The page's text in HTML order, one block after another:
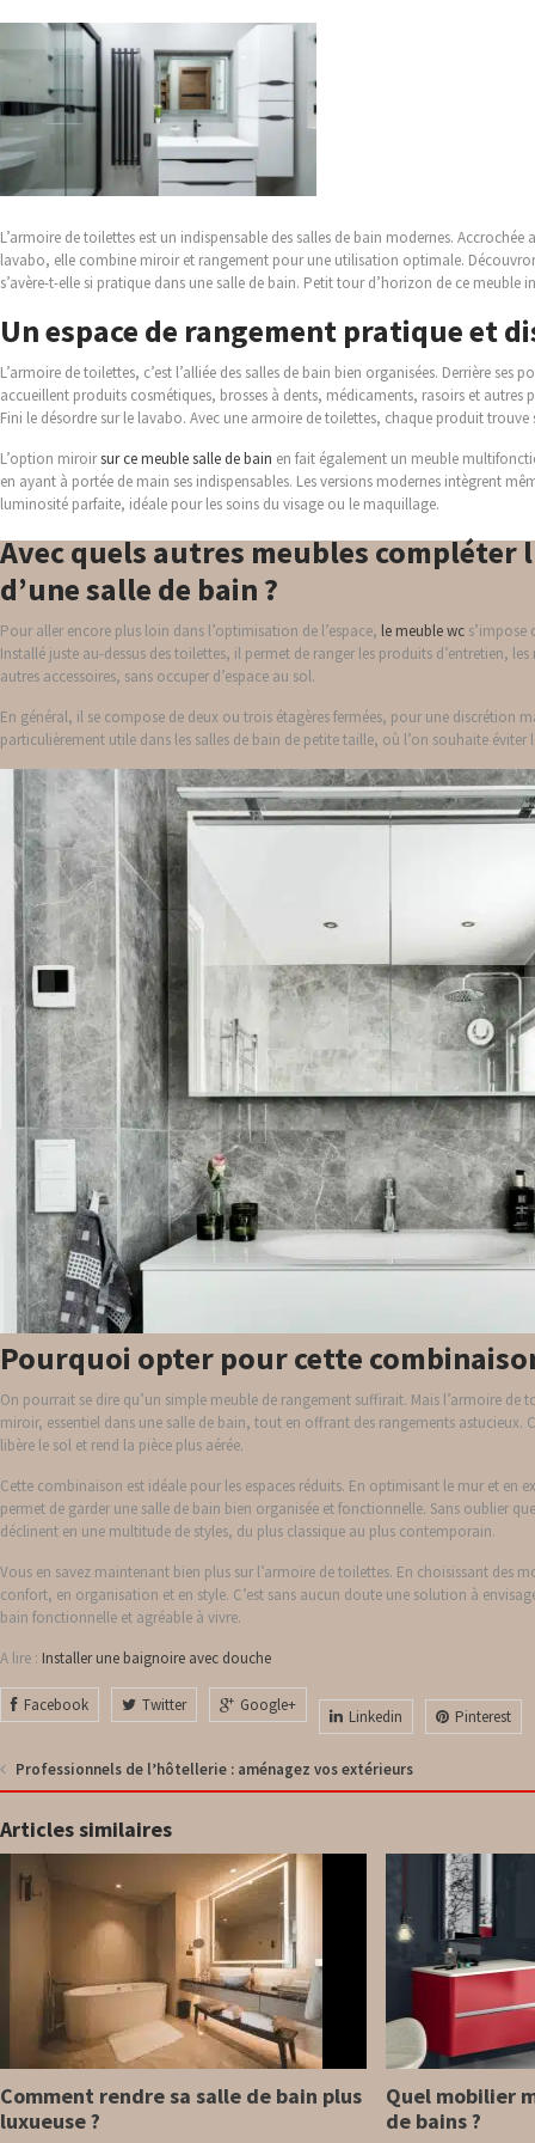
L’armoire de toilettes est un indispensable des salles de bain modernes. Accrochée
lavabo, elle combine miroir et rangement pour une utilisation optimale.
s’avère-t-elle si pratique dans une salle de bain. Petit tour d’horizon de ce meuble
Un espace de rangement pratique et
L’armoire de toilettes, c’est l’alliée des salles de bain bien organisées. Derrière ses
accueillent produits cosmétiques, brosses à dents, médicaments, rasoirs et autres
Fini le désordre sur le lavabo. Avec une armoire de toilettes, chaque produit trouve
L’option miroirsur ce meuble salle de bain en fait également un meuble
en ayant à portée de main ses indispensables. Les versions modernes intègrent
luminosité parfaite, idéale pour les soins du visage ou le maquillage.
Avec quels autres meubles compléter
d’une salle de bain ?
Pour aller encore plus loin dans l’optimisation de l’espace, le meuble wc
Installé juste au-dessus des toilettes, il permet de ranger les produits d’entretien,
autres accessoires, sans occuper d’espace au sol.
En général, il se compose de deux ou trois étagères fermées, pour une discrétion
particulièrement utile dans les salles de bain de petite taille, où l’on souhaite éviter
Pourquoi opter pour cette
On pourrait se dire qu’un simple meuble de rangement suffirait. Mais l’armoire de
miroir, essentiel dans une salle de bain, tout en offrant des rangements astucieux.
libère le sol et rend la pièce plus aérée.
Cette combinaison est idéale pour les espaces réduits. En optimisant le mur et en
permet de garder une salle de bain bien organisée et fonctionnelle. Sans oublier
déclinent en une multitude de styles, du plus classique au plus contemporain.
Vous en savez maintenant bien plus sur l’armoire de toilettes. En choisissant des
confort, en organisation et en style. C’est sans aucun doute une solution à
bain fonctionnelle et agréable à vivre.
A lire : Installer une baignoire avec douche
Facebook Twitter Google+
Linkedin Pinterest
Professionnels de l’hôtellerie : aménagez vos extérieurs
Articles similaires
Comment rendre sa salle de bain plus
luxueuse ?
Quel mobilier
de bains ?